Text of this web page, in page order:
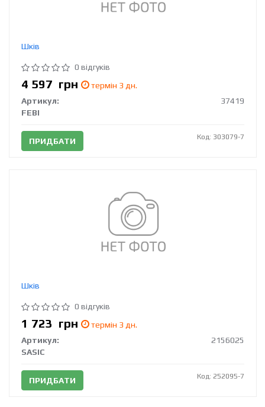
Шків
0 відгуків
4 597 грн
термін 3 дн.
Артикул:
37419
FEBI
ПРИДБАТИ Код: 303079-7
Шків
0 відгуків
1 723 грн
термін 3 дн.
Артикул:
2156025
SASIC
ПРИДБАТИ Код: 252095-7